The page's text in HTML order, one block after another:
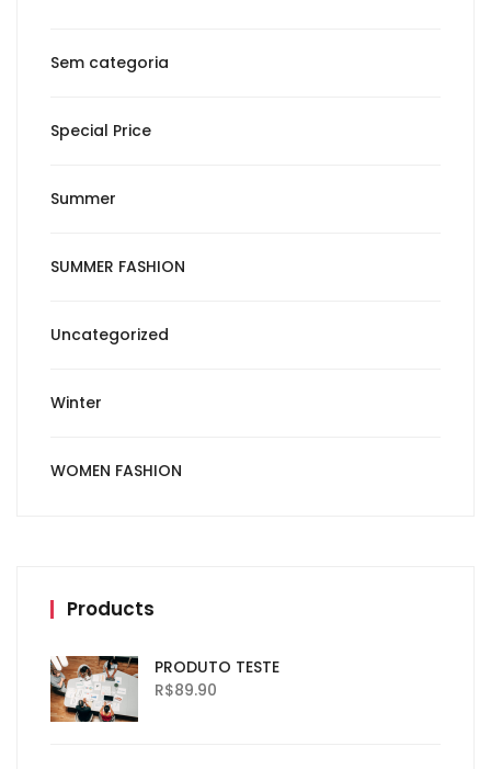
Sem categoria
Special Price
Summer
SUMMER FASHION
Uncategorized
Winter
WOMEN FASHION
Products
PRODUTO TESTE
R$89.90